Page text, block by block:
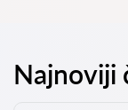
Najnoviji